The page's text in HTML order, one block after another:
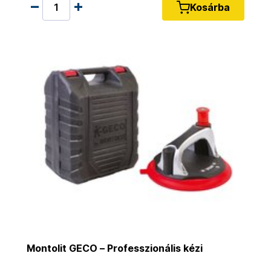
Kosárba
Montolit GECO – Professzionális kézi